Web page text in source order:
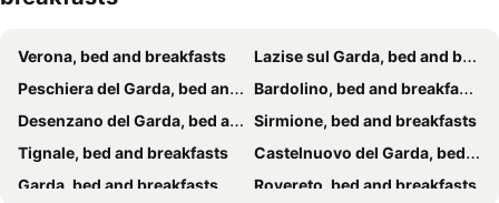
B&B Antico Borgo
B&B Il Poggio
Agriturismo Il Barone
A Casa Di Mìnola
La Grande Casa Valpolicella
Casa Baci
IRIDES ROOMS a un passo dai Parchi Divertimento
Harmony Sirmione
Camere America B&b
Rooms Il Punto
Verona, bed and breakfasts
Lazise sul Garda, bed and breakfasts
Peschiera del Garda, bed and breakfasts
Bardolino, bed and breakfasts
Desenzano del Garda, bed and breakfasts
Sirmione, bed and breakfasts
Tignale, bed and breakfasts
Castelnuovo del Garda, bed and breakfasts
Garda, bed and breakfasts
Rovereto, bed and breakfasts